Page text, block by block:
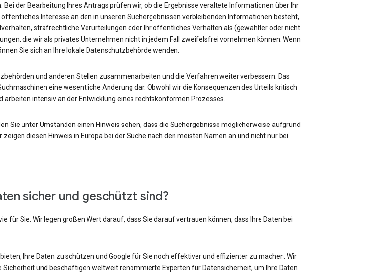
der Bearbeitung Ihres Antrags prüfen wir, ob die Ergebnisse veraltete Informationen über Ihr
Interesse an den in unseren Suchergebnissen verbleibenden Informationen besteht,
strafrechtliche Verurteilungen oder Ihr öffentliches Verhalten als (gewählter oder nicht
die wir als privates Unternehmen nicht in jedem Fall zweifelsfrei vornehmen können. Wenn
Sie sich an Ihre lokale Datenschutzbehörde wenden.
und anderen Stellen zusammenarbeiten und die Verfahren weiter verbessern. Das
eine wesentliche Änderung dar. Obwohl wir die Konsequenzen des Urteils kritisch
arbeiten intensiv an der Entwicklung eines rechtskonformen Prozesses.
Sie unter Umständen einen Hinweis sehen, dass die Suchergebnisse möglicherweise aufgrund
diesen Hinweis in Europa bei der Suche nach den meisten Namen an und nicht nur bei
sicher und geschützt sind?
für Sie. Wir legen großen Wert darauf, dass Sie darauf vertrauen können, dass Ihre Daten bei
Ihre Daten zu schützen und Google für Sie noch effektiver und effizienter zu machen. Wir
und beschäftigen weltweit renommierte Experten für Datensicherheit, um Ihre Daten